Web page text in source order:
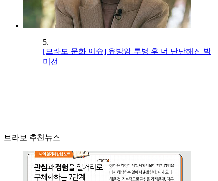
5.
[브라보 문화 이슈] 유방암 투병 후 더 단단해진 박
미선
브라보 추천뉴스